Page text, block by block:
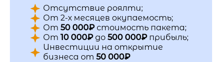
Отсутствие роялти;
От 2-х месяцев окупаемость;
От 50 000₽ стоимость пакета;
От 10 000₽ до 500 000₽ прибыль;
Инвестиции на открытие
бизнеса от 50 000₽